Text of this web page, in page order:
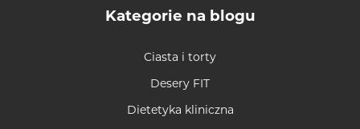
Kategorie na blogu
Ciasta i torty
Desery FIT
Dietetyka kliniczna